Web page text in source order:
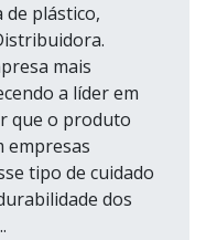
plástico,
mais
a líder em
que o produto
empresas
tipo de cuidado
dos